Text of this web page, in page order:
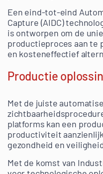
Een eind-tot-eind
Capture (AIDC)
is ontworpen om de
productieproces aan te
en kosteneffectief
Productie
Met de juiste
platforms kan een
productiviteit
gezondheid en
Met de komst van